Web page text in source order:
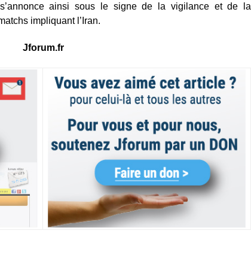
ainsi sous le signe de la vigilance et de la
impliquant l’Iran.
Jforum.fr